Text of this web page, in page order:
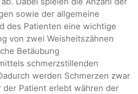
sowie der allgemeine
des Patienten eine wichtige
von zwei Weisheitszähnen
Betäubung
schmerzstillenden
werden Schmerzen zwar
der Patient erlebt währen der